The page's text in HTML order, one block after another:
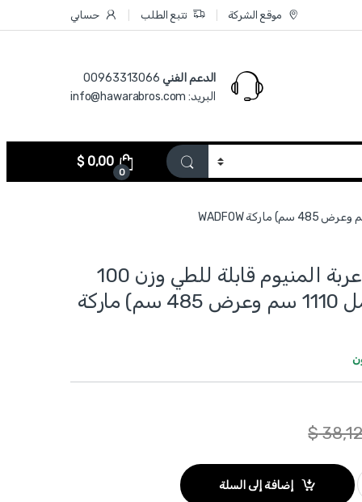
موقع الشركة تتبع الطلب حسابي
الدعم الفني 00963313066‏
البريد: info@hawarabros.com
0
$0,00
WWB9A10 - عربة المنيوم قابلة للطي وزن 100
كغ (ارتفاع كامل 1110 سم وعرض 485 سم) ماركة
$38,12
إضافة إلى السلة